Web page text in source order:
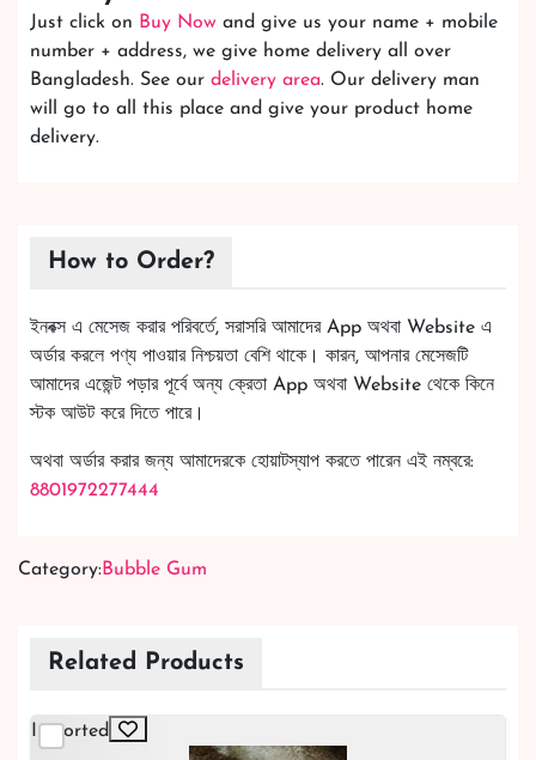
Just click on Buy Now and give us your name + mobile
number + address, we give home delivery all over
Bangladesh. See our delivery area. Our delivery man
will go to all this place and give your product home
delivery.
How to Order?
ইনবক্স এ মেসেজ করার পরিবর্তে, সরাসরি আমাদের App অথবা Website এ
অর্ডার করলে পণ্য পাওয়ার নিশ্চয়তা বেশি থাকে। কারন, আপনার মেসেজটি
আমাদের এজেন্ট পড়ার পূর্বে অন্য ক্রেতা App অথবা Website থেকে কিনে
স্টক আউট করে দিতে পারে।
অথবা অর্ডার করার জন্য আমাদেরকে হোয়াটস্যাপ করতে পারেন এই নম্বরে:
8801972277444
Category:Bubble Gum
Related Products
Imported